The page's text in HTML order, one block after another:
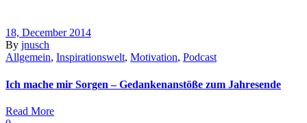
18, December 2014
By jnusch
Allgemein, Inspirationswelt, Motivation, Podcast
Ich mache mir Sorgen – Gedankenanstöße zum Jahresende
Read More